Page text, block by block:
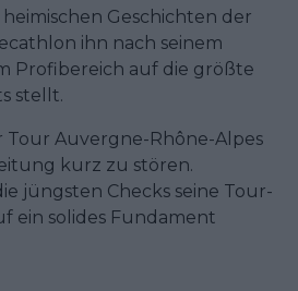
Geschichten der
ihn nach seinem
Profibereich auf die größte
stellt.
Tour Auvergne-Rhône-Alpes
kurz zu stören.
jüngsten Checks seine Tour-
ein solides Fundament